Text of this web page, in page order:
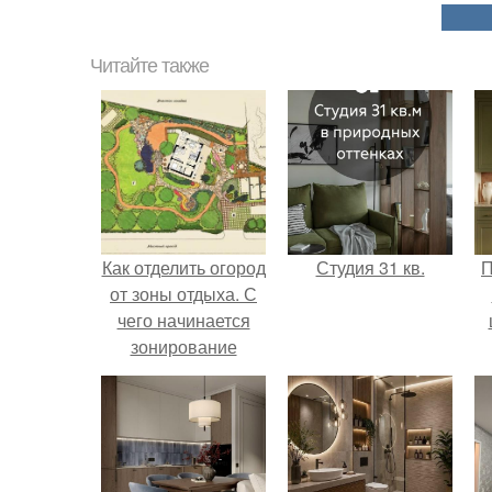
Читайте также
Как отделить огород
от зоны отдыха. С
чего начинается
зонирование
участка?
Студия 31 кв.